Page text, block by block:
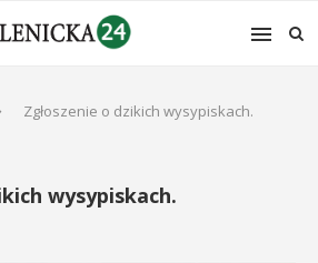
Zgłoszenie o dzikich wysypiskach.
wysypiskach.